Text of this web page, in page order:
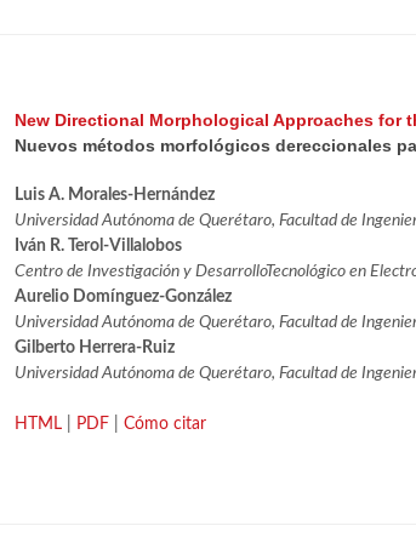
New Directional Morphological Approaches for
Nuevos métodos morfológicos dereccionales
Luis A. Morales-Hernández
Universidad Autónoma de Querétaro, Facultad de
Iván R. Terol-Villalobos
Centro de Investigación y DesarrolloTecnológico en
Aurelio Domínguez-González
Universidad Autónoma de Querétaro, Facultad de
Gilberto Herrera-Ruiz
Universidad Autónoma de Querétaro, Facultad de
HTML| PDF Cómo citar